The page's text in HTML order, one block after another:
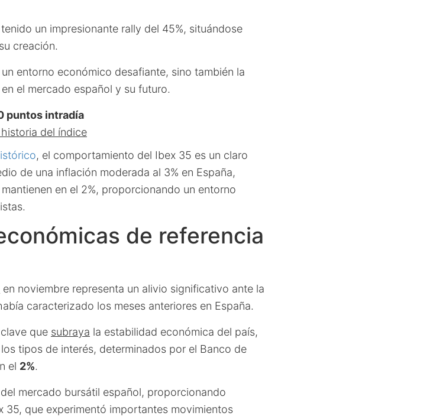
un impresionante rally del 45%, situándose
creación.
entorno económico desafiante, sino también la
el mercado español y su futuro.
puntos intradía
del índice
, el comportamiento del Ibex 35 es un claro
de una inflación moderada al 3% en España,
en el 2%, proporcionando un entorno
de referencia
en noviembre representa un alivio significativo ante la
caracterizado los meses anteriores en España.
que subraya la estabilidad económica del país,
tipos de interés, determinados por el Banco de
el 2%.
mercado bursátil español, proporcionando
35, que experimentó importantes movimientos